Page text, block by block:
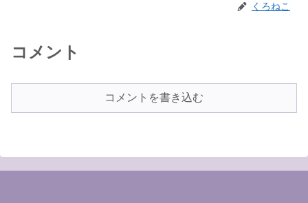
くろねこ
コメント
コメントを書き込む